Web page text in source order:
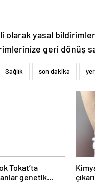
olarak yasal
geri dönüş
Sağlık son dakika
Tokat’ta
genetik